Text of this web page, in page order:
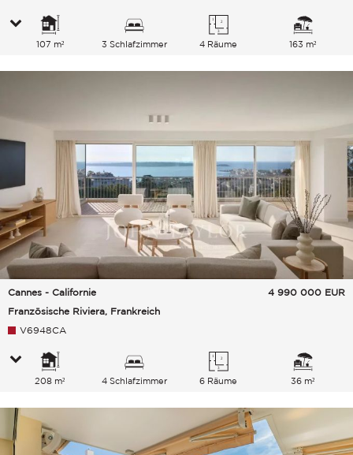
107 m² 3 Schlafzimmer 4 Räume 163 m²
Cannes - Californie
Französische Riviera, Frankreich
4 990 000 EUR
V6948CA
208 m² 4 Schlafzimmer 6 Räume 36 m²